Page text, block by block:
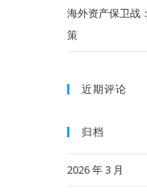
海外资产保卫战
策
近期评论
归档
2026 年 3 月